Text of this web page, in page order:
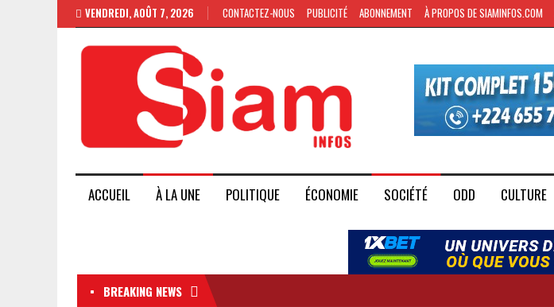
VENDREDI, AOÛT 7, 2026 CONTACTEZ-NOUS PUBLICITÉ ABONNEMENT À PROPOS DE SIAMINFOS.COM
ACCUEIL À LA UNE POLITIQUE ÉCONOMIE SOCIÉTÉ ODD CULTURE
BREAKING NEWS